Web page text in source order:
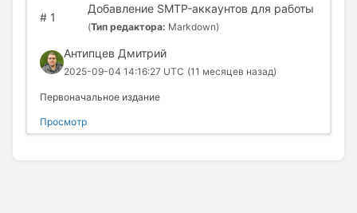
#1
Добавление SMTP-аккаунтов для работы
(Тип редактора: Markdown)
Антипцев Дмитрий
2025-09-04 14:16:27 UTC (11 месяцев назад)
Первоначальное издание
Просмотр